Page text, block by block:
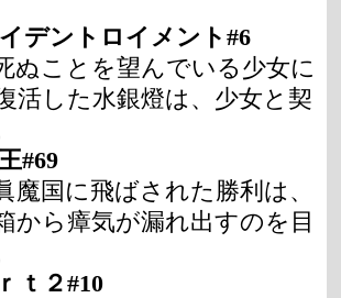
デントロイメント#6
ぬことを望んでいる少女に
活した水銀燈は、少女と契
#69
魔国に飛ばされた勝利は、
から瘴気が漏れ出すのを目
ｔ２#10